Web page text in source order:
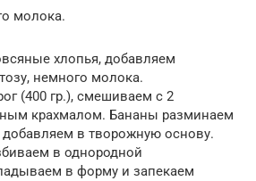
молока.
хлопья, добавляем
немного молока.
(400 гр.), смешиваем с 2
крахмалом. Бананы разминаем
в творожную основу.
в однородной
в форму и запекаем